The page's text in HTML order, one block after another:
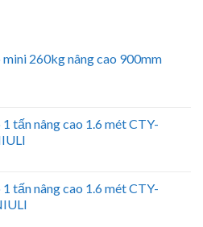
mini 260kg nâng cao 900mm
tấn nâng cao 1.6 mét CTY-
tấn nâng cao 1.6 mét CTY-